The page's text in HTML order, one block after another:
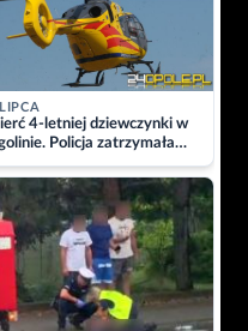
4-letniej dziewczynki w
Policja zatrzymała